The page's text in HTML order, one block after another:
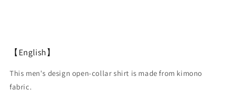
【English】
This men's design open-collar shirt is made from kimono
fabric.